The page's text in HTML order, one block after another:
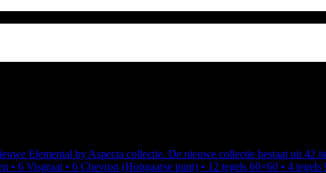
Elemental by Aspecta collectie. De nieuwe collectie bestaat uit
• 6 Visgraat • 6 Chevron (Hongaarse punt) • 12 tegels 60×60 • 4 tegels